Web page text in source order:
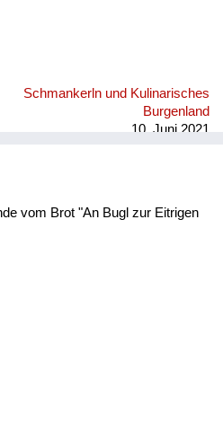
Schmankerln und Kulinarisches
Burgenland
10. Juni 2021
vom Brot "An Bugl zur Eitrigen